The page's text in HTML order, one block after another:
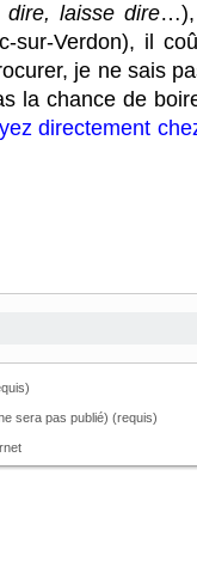
dire, laisse dire…),
sur-Verdon), il
je ne sais
la chance de
directement
sera pas publié) (requis)